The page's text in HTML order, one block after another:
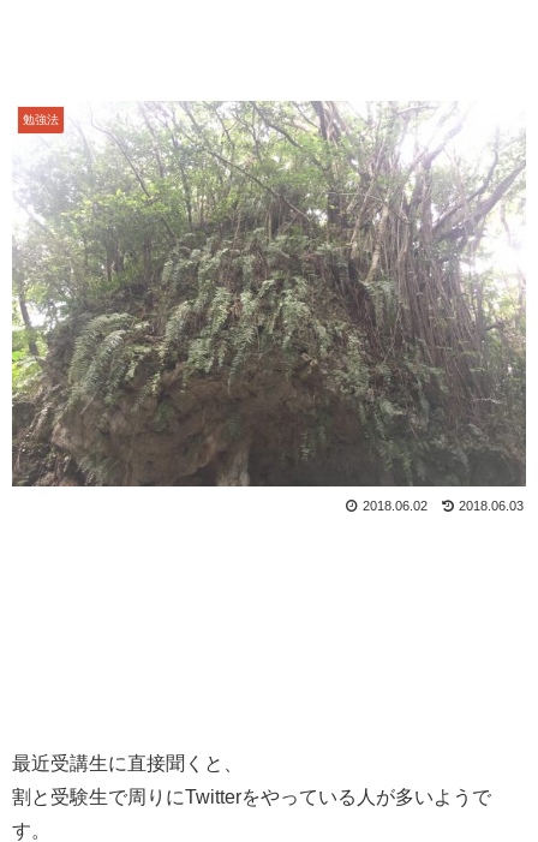
勉強法
2018.06.03
2018.06.02
最近受講生に直接聞くと、
割と受験生で周りにTwitterをやっている人が多いようで
す。